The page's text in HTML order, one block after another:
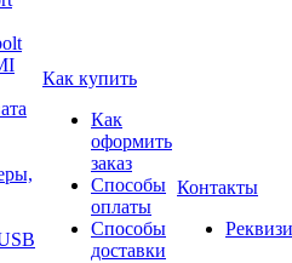
Как купить
Как
оформить
заказ
Способы
оплаты
Способы
доставки
Контакты